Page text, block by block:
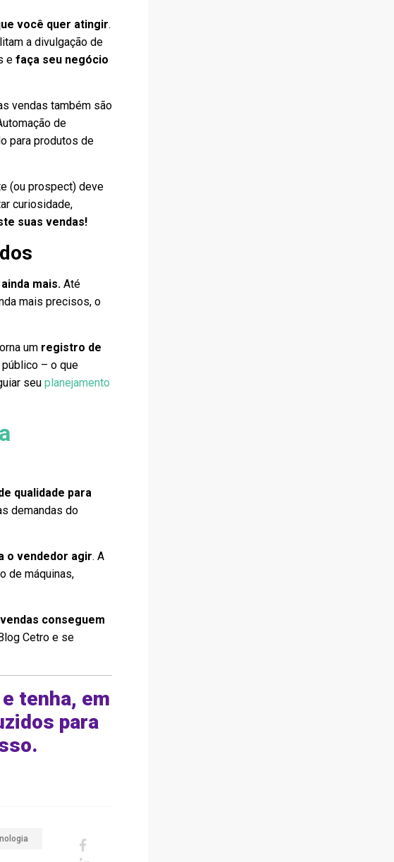
você quer atingir.
a divulgação de
efaça seu negócio
vendas também são
de
para produtos de
(ou prospect) deve
curiosidade,
suas vendas!
mais. Até
mais precisos, o
um registro de
– o que
seuplanejamento
qualidade para
demandas do
o vendedor agir. A
de máquinas,
vendas conseguem
Cetro e se
tenha, em
para